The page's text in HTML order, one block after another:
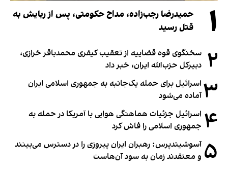
۱
حمیدرضا رجب‌زاده، مداح حکومتی، پس از ربایش به
قتل رسید
۲ سخنگوی قوه قضاییه از تعقیب کیفری محمدباقر خرازی،
دبیر‌کل حزب‌الله ایران، خبر داد
۳ اسرائیل برای حمله یک‌جانبه به جمهوری اسلامی ایران
آماده می‌شود
۴ اسرائیل جزئیات هماهنگی هوایی با آمریکا در حمله به
جمهوری اسلامی را فاش کرد
۵ آسوشیتدپرس: رهبران ایران پیروزی را در دسترس می‌بینند
و معتقدند زمان به سود آن‌هاست